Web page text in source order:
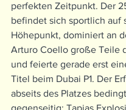
perfekten Zeitpunkt. Der
befindet sich sportlich auf
Höhepunkt, dominiert an
Arturo Coello große Teile
und feierte gerade erst
Titel beim Dubai P1. Der
abseits des Platzes
gegenseitig: Tapias